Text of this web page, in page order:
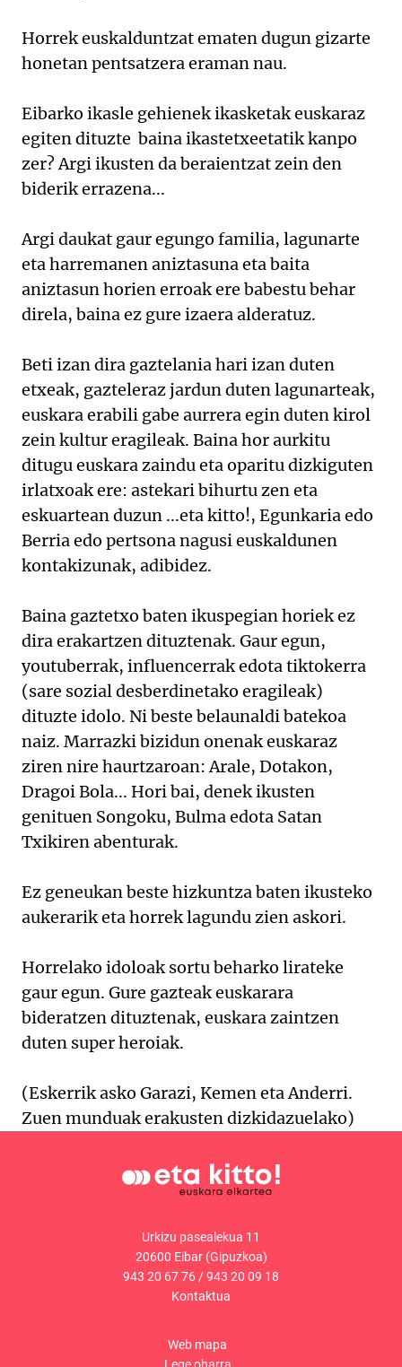
Horrek euskalduntzat ematen dugun gizarte
honetan pentsatzera eraman nau.
Eibarko ikasle gehienek ikasketak euskaraz
egiten dituzte baina ikastetxeetatik kanpo
zer? Argi ikusten da beraientzat zein den
biderik errazena...
Argi daukat gaur egungo familia, lagunarte
eta harremanen aniztasuna eta baita
aniztasun horien erroak ere babestu behar
direla, baina ez gure izaera alderatuz.
Beti izan dira gaztelania hari izan duten
etxeak, gazteleraz jardun duten lagunarteak,
euskara erabili gabe aurrera egin duten kirol
zein kultur eragileak. Baina hor aurkitu
ditugu euskara zaindu eta oparitu dizkiguten
irlatxoak ere: astekari bihurtu zen eta
eskuartean duzun ...eta kitto!, Egunkaria edo
Berria edo pertsona nagusi euskaldunen
kontakizunak, adibidez.
Baina gaztetxo baten ikuspegian horiek ez
dira erakartzen dituztenak. Gaur egun,
youtuberrak, influencerrak edota tiktokerra
(sare sozial desberdinetako eragileak)
dituzte idolo. Ni beste belaunaldi batekoa
naiz. Marrazki bizidun onenak euskaraz
ziren nire haurtzaroan: Arale, Dotakon,
Dragoi Bola... Hori bai, denek ikusten
genituen Songoku, Bulma edota Satan
Txikiren abenturak.
Ez geneukan beste hizkuntza baten ikusteko
aukerarik eta horrek lagundu zien askori.
Horrelako idoloak sortu beharko lirateke
gaur egun. Gure gazteak euskarara
bideratzen dituztenak, euskara zaintzen
duten super heroiak.
(Eskerrik asko Garazi, Kemen eta Anderri.
Zuen munduak erakusten dizkidazuelako)
Urkizu pasealekua 11
20600 Eibar (Gipuzkoa)
943 20 67 76 /943 20 09 18
Kontaktua
Web mapa